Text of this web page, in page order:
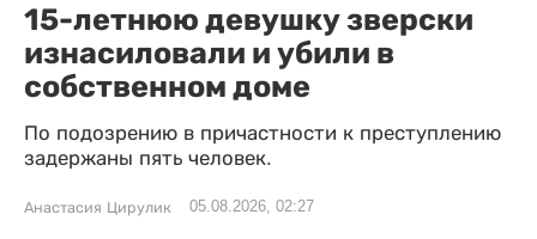
15-летнюю девушку зверски
изнасиловали и убили в
собственном доме
По подозрению в причастности к преступлению
задержаны пять человек.
Анастасия Цирулик 05.08.2026, 02:27